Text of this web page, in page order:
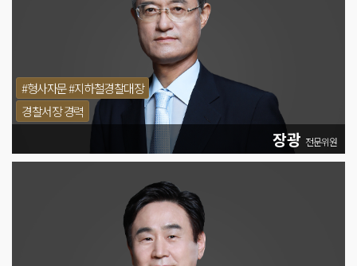
#형사자문 #지하철경찰대장
경찰서장 경력
장광 전문위원